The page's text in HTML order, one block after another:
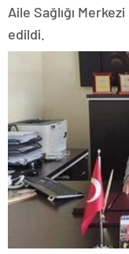
Aile Sağlığı
edildi.